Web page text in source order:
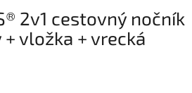
2v1 cestovný nočník
vložka + vrecká